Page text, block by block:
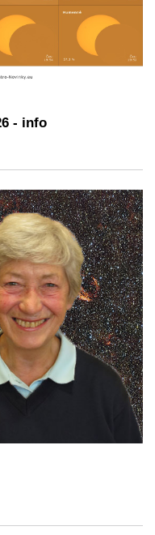
- info